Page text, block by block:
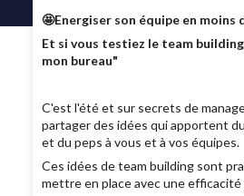
🤩Energiser son équipe en moins
Et si vous testiez le team
mon bureau"
C'est l'été et sur secrets de
partager des idées qui apportent
et du peps à vous et à vos équipes.
Ces idées de team building sont
mettre en place avec une efficacité